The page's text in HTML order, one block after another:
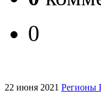
0
22 июня 2021 Регионы